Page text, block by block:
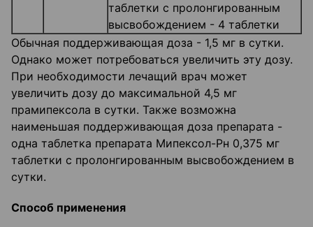
таблетки с пролонгированным
высвобождением - 4 таблетки
Обычная поддерживающая доза - 1,5 мг в сутки.
Однако может потребоваться увеличить эту дозу.
При необходимости лечащий врач может
увеличить дозу до максимальной 4,5 мг
прамипексола в сутки. Также возможна
наименьшая поддерживающая доза препарата -
одна таблетка препарата Мипексол-Рн 0,375 мг
таблетки с пролонгированным высвобождением в
сутки.
Способ применения